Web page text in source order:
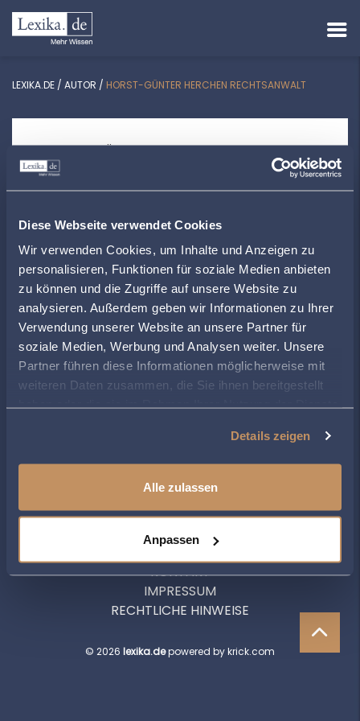
Diese Webseite verwendet Cookies
Wir verwenden Cookies, um Inhalte und Anzeigen zu
personalisieren, Funktionen für soziale Medien anbieten
zu können und die Zugriffe auf unsere Website zu
analysieren. Außerdem geben wir Informationen zu Ihrer
Verwendung unserer Website an unsere Partner für
soziale Medien, Werbung und Analysen weiter. Unsere
Partner führen diese Informationen möglicherweise mit
weiteren Daten zusammen, die Sie ihnen bereitgestellt
haben oder die sie im Rahmen Ihrer Nutzung der Dienste
Details zeigen
Alle zulassen
Anpassen
LEXIKA.DE / AUTOR / HORST-GÜNTER HERCHEN RECHTSANWALT
HORST-GÜNTER HERCHEN
RECHTSANWALT
Arbeitsrecht | Strafrecht
Johannes-Kepler-Straße 7 | 54634 Bitburg
info@rechtsanwalt-herchen.de
+4965611036
www.rechsanwalt-herchen.de
ZUR ÜBERSICHT
DATENSCHUTZERKLÄRUNG
KONTAKT
IMPRESSUM
RECHTLICHE HINWEISE
© 2026 lexika.depowered by krick.com